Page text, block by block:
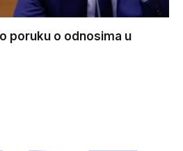
poruku o odnosima u